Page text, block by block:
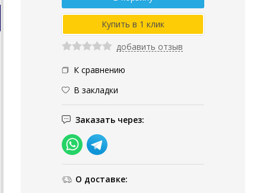
добавить отзыв
К сравнению
В закладки
Заказать через:
О доставке: